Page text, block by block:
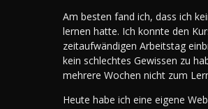
Am besten fand ich, dass ich
lernen hatte. Ich konnte den
zeitaufwändigen Arbeitstag
kein schlechtes Gewissen zu
mehrere Wochen nicht zum
Heute habe ich eine eigene